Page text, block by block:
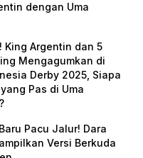
dengan Uma
King Argentin dan 5
Mengagumkan di
Derby 2025, Siapa
Pas di Uma
Pacu Jalur! Dara
Versi Berkuda